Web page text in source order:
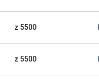
z 5500
z 5500